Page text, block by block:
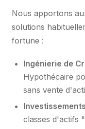
Nous apportons
solutions
fortune :
Ingénierie de
Hypothécaire
sans vente
classes d'actifs